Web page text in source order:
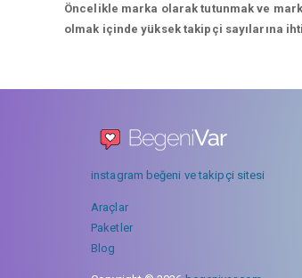
Öncelikle marka olarak tutunmak ve
olmak içinde yüksek takipçi sayılarına
instagram beğeni ve takipçi sitesi
Araçlar
Paketler
Blog